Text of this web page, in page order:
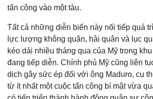
tấn công vào một tàu.
Tất cả những diễn biến này nối tiếp quá
lực lượng không quân, hải quân và lục
kéo dài nhiều tháng qua của Mỹ trong
đang tiếp diễn. Chính phủ Mỹ cũng liên
dịch gây sức ép đối với ông Maduro, cụ
từ ít nhất một cuộc tấn công bí mật vừa